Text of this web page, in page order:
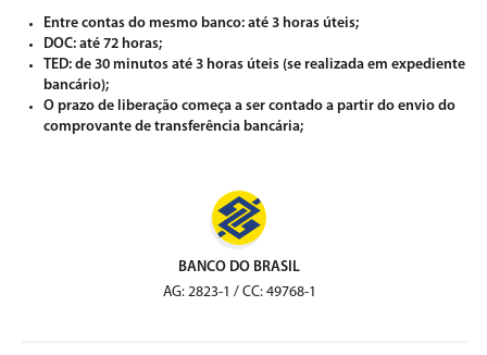
Entre contas do mesmo banco: até 3 horas úteis;
DOC: até 72 horas;
TED: de 30 minutos até 3 horas úteis (se realizada em expediente
bancário);
O prazo de liberação começa a ser contado a partir do envio do
comprovante de transferência bancária;
BANCO DO BRASIL
AG: 2823-1 / CC: 49768-1